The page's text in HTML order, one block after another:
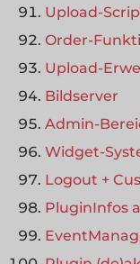
Upload-
Order-
Upload-
Bildserver
Admin-
Widget-
Logout +
PluginInfos